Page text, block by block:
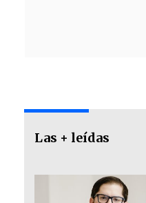
Las + leídas